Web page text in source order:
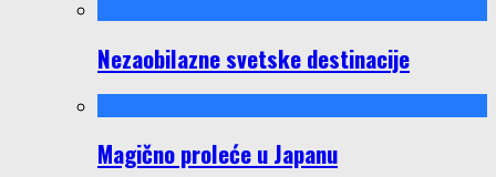
Nezaobilazne svetske destinacije
Magično proleće u Japanu